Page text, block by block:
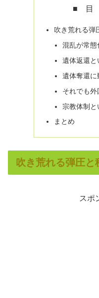
■ 目
吹き荒れる弾
混乱が常態
遺体返還と
遺体奪還に
それでも
宗教体制と
まとめ
吹き荒れる弾圧と
スポ